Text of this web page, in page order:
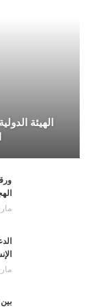
الهيئة
مارس
مارس